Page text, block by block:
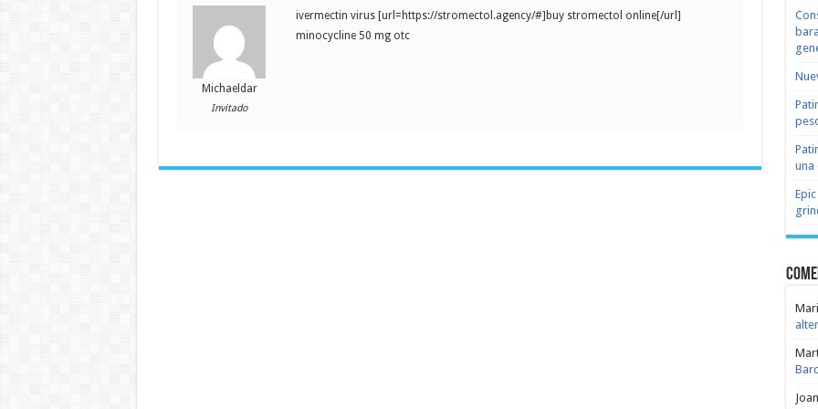
Michaeldar
Invitado
ivermectin virus [url=https://stromectol.agency/#]buy stromectol online[/url]
minocycline 50 mg otc
una
Joan